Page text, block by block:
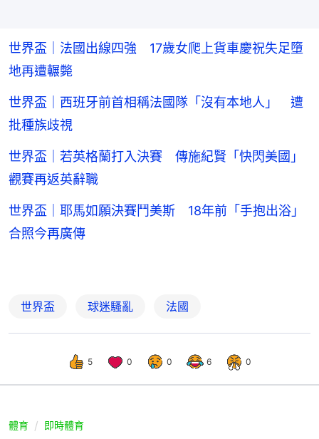
世界盃｜法國出線四強 17歲女爬上貨車慶祝失足墮
地再遭輾斃
世界盃｜西班牙前首相稱法國隊「沒有本地人」 遭
批種族歧視
世界盃｜若英格蘭打入決賽 傳施紀賢「快閃美國」
觀賽再返英辭職
世界盃｜耶馬如願決賽鬥美斯 18年前「手抱出浴」
合照今再廣傳
世界盃 球迷騷亂 法國
5 0 0 6 0
體育 即時體育